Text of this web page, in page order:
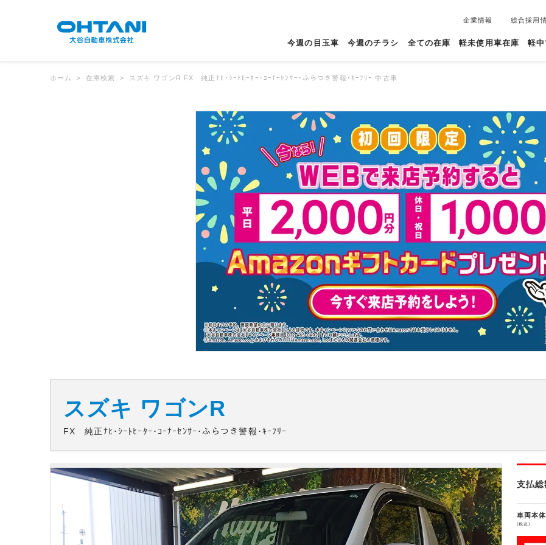
企業情報 総合採用
今週の目玉車 今週のチラシ 全ての在庫 軽未使用車在庫 軽
ホーム 在庫検索 スズキ ワゴンR FX 純正ﾅﾋ･ｼｰﾄﾋｰﾀｰ･ｺｰﾅｰｾﾝｻｰ･ふらつき警報･ｷｰﾌﾘｰ 中古車
スズキ ワゴンR
FX 純正ﾅﾋ･ｼｰﾄﾋｰﾀｰ･ｺｰﾅｰｾﾝｻｰ･ふらつき警報･ｷｰﾌﾘｰ
支払総
車両本
(税込)